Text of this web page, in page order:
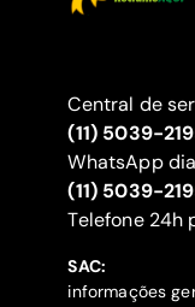
Central de
(11) 5039-
WhatsApp
(11) 5039-
‍Telefone 24h
SAC:
informações